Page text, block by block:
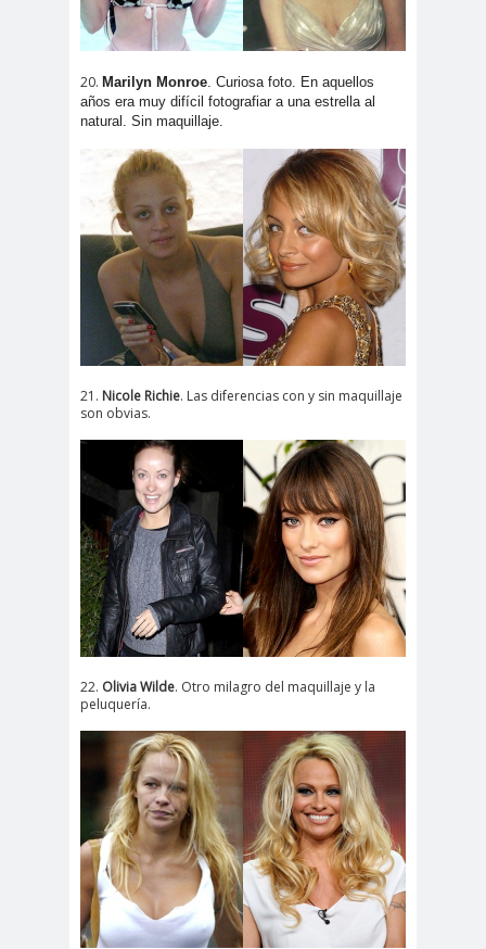
20. Marilyn Monroe . Curiosa foto. En aquellos
años era muy difícil fotografiar a una estrella al
natural. Sin maquillaje.
21. Nicole Richie. Las diferencias con y sin maquillaje
son obvias.
22. Olivia Wilde. Otro milagro del maquillaje y la
peluquería.